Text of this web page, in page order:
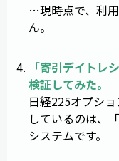
…現時点で、利
ん。
「寄引デイトレ
検証してみた。
日経225オプシ
しているのは、
システムです。